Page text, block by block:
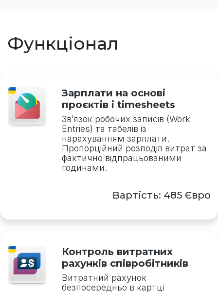
Функціонал
Зарплати на основі
проєктів і timesheets
Зв’язок робочих записів (Work
Entries) та табелів із
нарахуванням зарплати.
Пропорційний розподіл витрат за
фактично відпрацьованими
годинами.
Вартість: 485 Євро
Контроль витратних
рахунків співробітників
Витратний рахунок
безпосередньо в картці